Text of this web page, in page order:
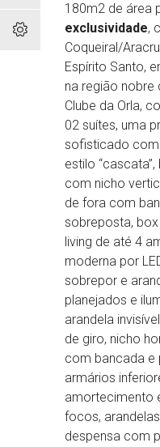
180m2 de área
exclusividade,
Coqueiral/
Espírito Santo,
na região nobre
Clube da Orla,
02 suítes, uma
sofisticado
estilo
com nicho
de fora com
sobreposta,
living de até 4
moderna por
sobrepor e
planejados e
arandela
de giro, nicho
com bancada e
armários
amortecimento
focos,
despensa com